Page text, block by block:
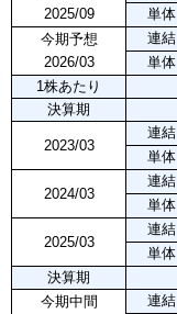
2025/09
単体
今期予想
2026/03
連結
単体
1株あたり
決算期
2023/03
連結
単体
2024/03
連結
単体
2025/03
連結
単体
決算期
今期中間
連結